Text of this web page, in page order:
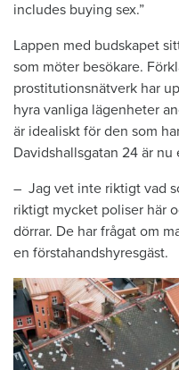
includes buying sex.”
Lappen med budskapet
som möter besökare.
prostitutionsnätverk har
hyra vanliga lägenheter
är idealiskt för den som
Davidshallsgatan 24 är
– Jag vet inte riktigt vad
riktigt mycket poliser här
dörrar. De har frågat om
en förstahandshyresgäst.